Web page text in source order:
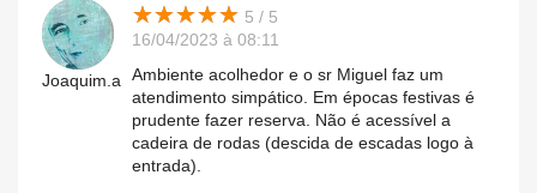
Joaquim.a
★★★★★
★★★★★ 5 / 5
16/04/2023 à 08:11
Ambiente acolhedor e o sr Miguel faz um
atendimento simpático. Em épocas festivas é
prudente fazer reserva. Não é acessível a
cadeira de rodas (descida de escadas logo à
entrada).